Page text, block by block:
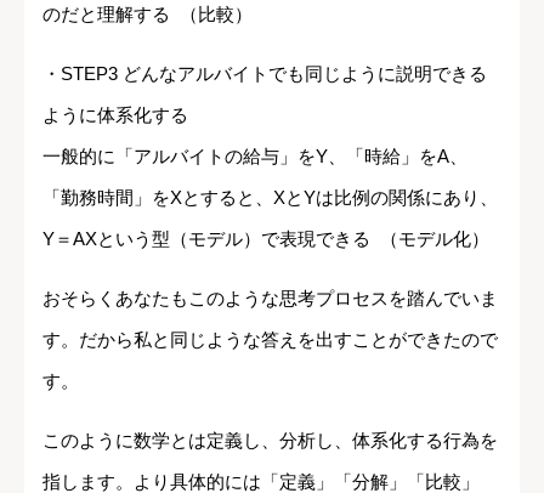
のだと理解する （比較）
・STEP3 どんなアルバイトでも同じように説明できる
ように体系化する
一般的に「アルバイトの給与」をY、「時給」をA、
「勤務時間」をXとすると、XとYは比例の関係にあり、
Y＝AXという型（モデル）で表現できる （モデル化）
おそらくあなたもこのような思考プロセスを踏んでいま
す。だから私と同じような答えを出すことができたので
す。
このように数学とは定義し、分析し、体系化する行為を
指します。より具体的には「定義」「分解」「比較」